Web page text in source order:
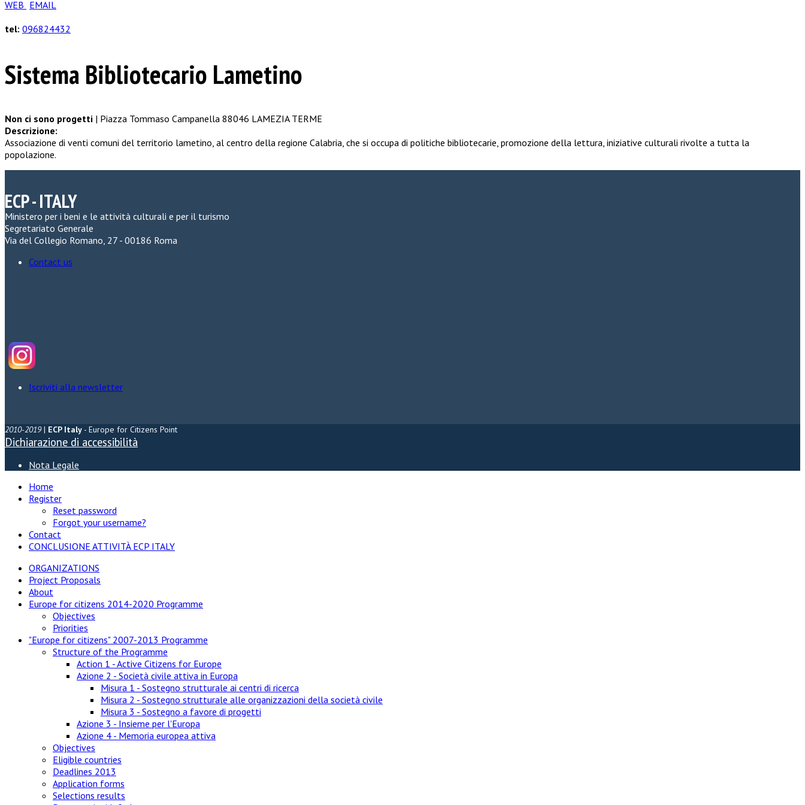
WEB EMAIL
tel: 096824432
Sistema Bibliotecario Lametino
Non ci sono progetti | Piazza Tommaso Campanella 88046 LAMEZIA TERME
Descrizione:
Associazione di venti comuni del territorio lametino, al centro della regione Calabria, che si occupa di politiche bibliotecarie, promozione della lettura, iniziative culturali rivolte a tutta la
popolazione.
ECP - ITALY
Ministero per i beni e le attività culturali e per il turismo
Segretariato Generale
Via del Collegio Romano, 27 - 00186 Roma
Contact us
Iscriviti alla newsletter
2010-2019| ECP Italy - Europe for Citizens Point
Dichiarazione di accessibilità
Nota Legale
Home
Register
Reset password
Forgot your username?
Contact
CONCLUSIONE ATTIVITÀ ECP ITALY
ORGANIZATIONS
Project Proposals
About
Europe for citizens 2014-2020 Programme
Objectives
Priorities
"Europe for citizens" 2007-2013 Programme
Structure of the Programme
Action 1 - Active Citizens for Europe
Azione 2 - Società civile attiva in Europa
Misura 1 - Sostegno strutturale ai centri di ricerca
Misura 2 - Sostegno strutturale alle organizzazioni della società civile
Misura 3 - Sostegno a favore di progetti
Azione 3 - Insieme per l'Europa
Azione 4 - Memoria europea attiva
Objectives
Eligible countries
Deadlines 2013
Application forms
Selections results